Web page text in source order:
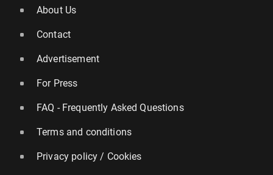
About Us
Contact
Advertisement
For Press
FAQ - Frequently Asked Questions
Terms and conditions
Privacy policy / Cookies